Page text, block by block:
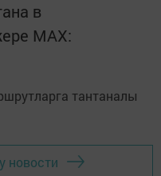
в
MАХ:
новости